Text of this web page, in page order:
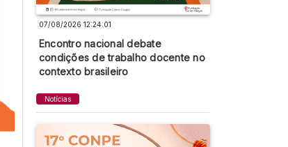
07/08/2026 12:24:01
Encontro nacional debate
condições de trabalho docente no
contexto brasileiro
Notícias